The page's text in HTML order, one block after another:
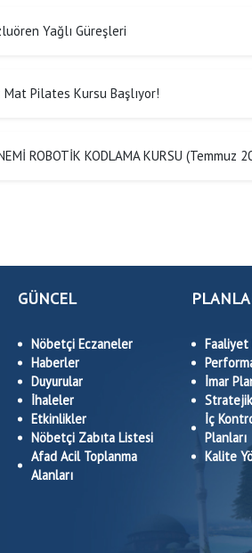
Yağlı Güreşleri
Pilates Kursu Başlıyor!
ROBOTİK KODLAMA KURSU (Temmuz
GÜNCEL
Nöbetçi Eczaneler
Haberler
Duyurular
İhaleler
Etkinlikler
Nöbetçi Zabıta Listesi
Afad Acil Toplanma
Alanları
Faaliyet
İmar
İç
Planları
Kalite